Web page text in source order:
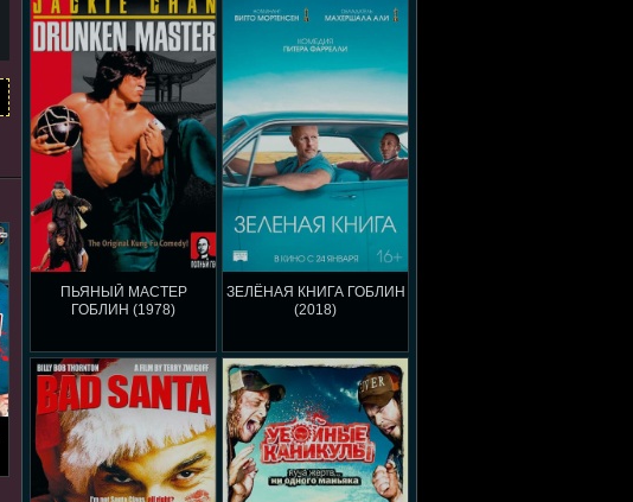
ПЬЯНЫЙ МАСТЕР
ГОБЛИН (1978)
ЗЕЛЁНАЯ КНИГА ГОБЛИН
(2018)